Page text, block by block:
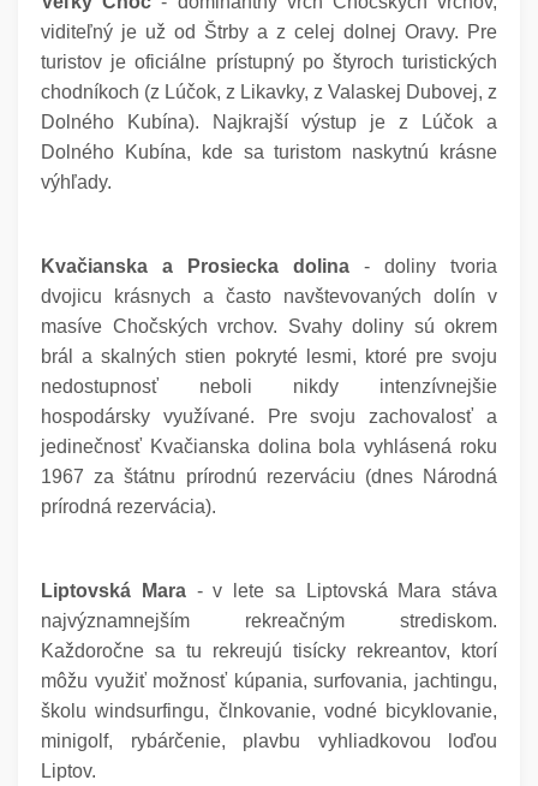
viditeľný je už od Štrby a z celej dolnej Oravy. Pre
turistov je oficiálne prístupný po štyroch turistických
chodníkoch (z Lúčok, z Likavky, z Valaskej Dubovej, z
Dolného Kubína). Najkrajší výstup je z Lúčok a
Dolného Kubína, kde sa turistom naskytnú krásne
výhľady.
Kvačianska a Prosiecka dolina - doliny tvoria
dvojicu krásnych a často navštevovaných dolín v
masíve Chočských vrchov. Svahy doliny sú okrem
brál a skalných stien pokryté lesmi, ktoré pre svoju
nedostupnosť neboli nikdy intenzívnejšie
hospodársky využívané. Pre svoju zachovalosť a
jedinečnosť Kvačianska dolina bola vyhlásená roku
1967 za štátnu prírodnú rezerváciu (dnes Národná
prírodná rezervácia).
Liptovská Mara- v lete sa Liptovská Mara stáva
najvýznamnejším rekreačným strediskom.
Každoročne sa tu rekreujú tisícky rekreantov, ktorí
môžu využiť možnosť kúpania, surfovania, jachtingu,
školu windsurfingu, člnkovanie, vodné bicyklovanie,
minigolf, rybárčenie, plavbu vyhliadkovou loďou
Liptov.